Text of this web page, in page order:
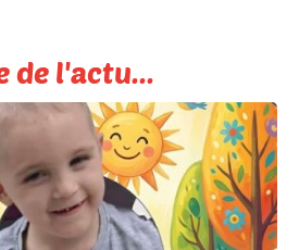
de l'actu...